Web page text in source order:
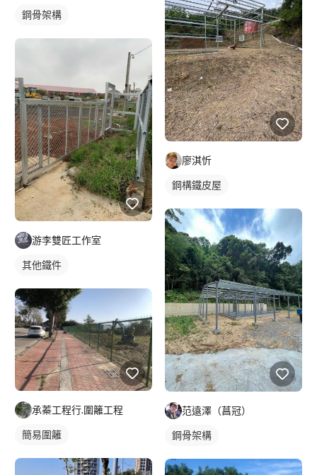
鋼骨架構
游李雙匠工作室
其他鐵件
承蓁工程行.圍籬工程
簡易圍籬
廖淇忻
鋼構鐵皮屋
范遠澤（菖冠）
鋼骨架構